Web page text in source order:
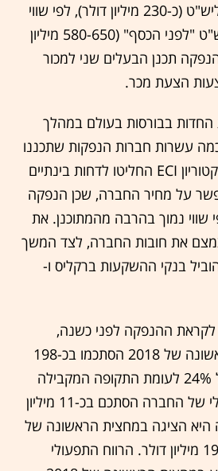
מניות 170-180 מיליון ליש"ט (כ-230 מיליון דולר), לפי שווי
של 450-500 מיליון ליש"ט "לפני הכסף" (580-650 מיליון
תכנן הבעלים שני למכור
החדות בבורסות בעולם במהלך
ביטלו כמה עשרות חברות הנפקות שתכננו
לבצע בלונדון. גם בדירקטוריון ECI החליטו לדחות בינתיים
על מחיר החברה, שכן הנפקה
שווי נמוך בהרבה מהמתוכנן. את
את חובות החברה, לצד המשך
בנקי ההשקעות ברקליס ו-
מנתונים שפרסמה ECI לקראת ההנפקה לפני כשנה,
הכנסותיה במחצית הראשונה של 2018 הסתכמו בכ-198
מיליון דולר - צמיחה של 24% לעומת התקופה המקבילה
ב-2017. הרווח התפעולי של החברה הסתכם בכ-11 מיליון
היא הציגה במחצית הראשונה של
2018 הפסד נקי של כ-19 מיליון דולר. הרווח התפעולי